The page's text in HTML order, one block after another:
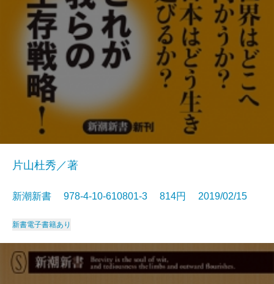
片山杜秀／著
新潮新書 978-4-10-610801-3 814円 2019/02/15
新書電子書籍あり